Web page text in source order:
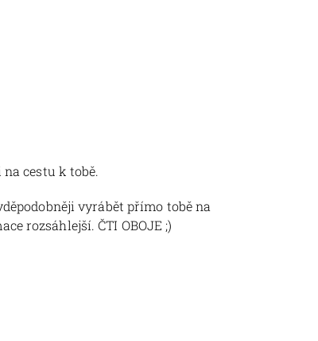
cestu k tobě.
vyrábět přímo tobě na
rozsáhlejší. ČTI OBOJE ;)